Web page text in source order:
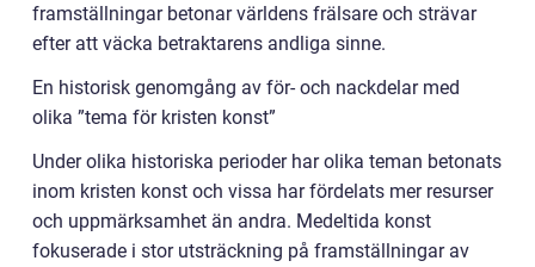
framställningar betonar världens frälsare och strävar
efter att väcka betraktarens andliga sinne.
En historisk genomgång av för- och nackdelar med
olika ”tema för kristen konst”
Under olika historiska perioder har olika teman betonats
inom kristen konst och vissa har fördelats mer resurser
och uppmärksamhet än andra. Medeltida konst
fokuserade i stor utsträckning på framställningar av